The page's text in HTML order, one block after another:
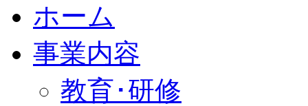
ホーム
事業内容
教育･研修